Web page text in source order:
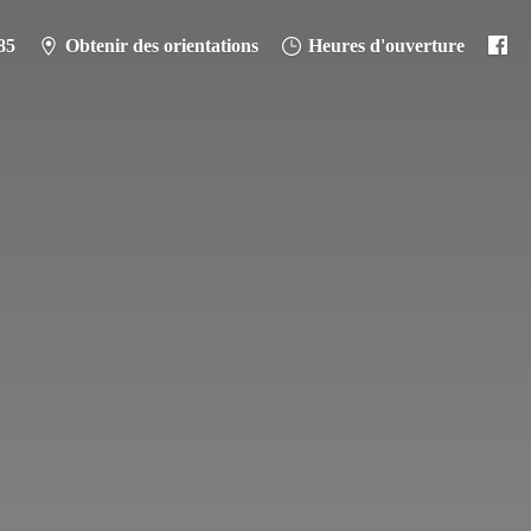
Obtenir des orientations Heures d'ouverture